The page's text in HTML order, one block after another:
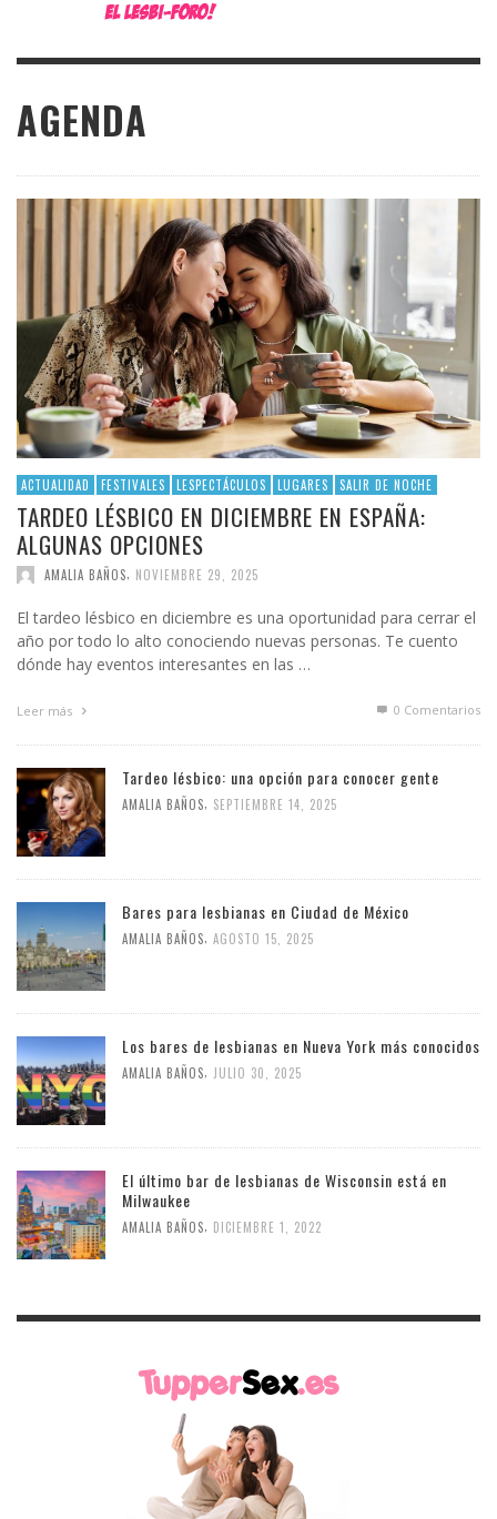
AGENDA
ACTUALIDAD FESTIVALES LESPECTÁCULOS LUGARES SALIR DE NOCHE
TARDEO LÉSBICO EN DICIEMBRE EN ESPAÑA:
ALGUNAS OPCIONES
AMALIA BAÑOS NOVIEMBRE 29, 2025
El tardeo lésbico en diciembre es una oportunidad para cerrar el
año por todo lo alto conociendo nuevas personas. Te cuento
dónde hay eventos interesantes en las …
Leer más 0 Comentarios
Tardeo lésbico: una opción para conocer gente
AMALIA BAÑOS SEPTIEMBRE 14, 2025
Bares para lesbianas en Ciudad de México
AMALIA BAÑOS AGOSTO 15, 2025
Los bares de lesbianas en Nueva York más conocidos
AMALIA BAÑOS JULIO 30, 2025
El último bar de lesbianas de Wisconsin está en
Milwaukee
AMALIA BAÑOS DICIEMBRE 1, 2022